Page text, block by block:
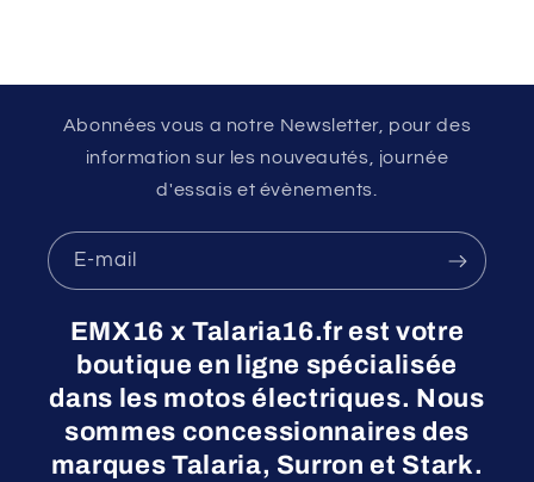
Abonnées vous a notre Newsletter, pour des
information sur les nouveautés, journée
d'essais et évènements.
E-mail
EMX16 x Talaria16.fr est votre
boutique en ligne spécialisée
dans les motos électriques. Nous
sommes concessionnaires des
marques Talaria, Surron et Stark.